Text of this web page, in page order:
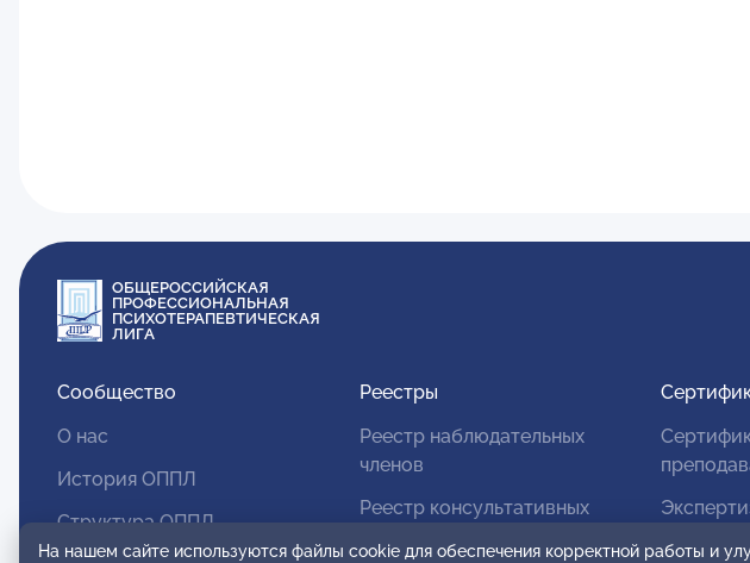
ОБЩЕРОССИЙСКАЯ
ПРОФЕССИОНАЛЬНАЯ
ПСИХОТЕРАПЕВТИЧЕСКАЯ
ЛИГА
Сообщество
О нас
История ОППЛ
Структура ОППЛ
Реестры
Реестр наблюдательных
членов
Реестр консультативных
На нашем сайте используются файлы cookie для обеспечения корректной работы и